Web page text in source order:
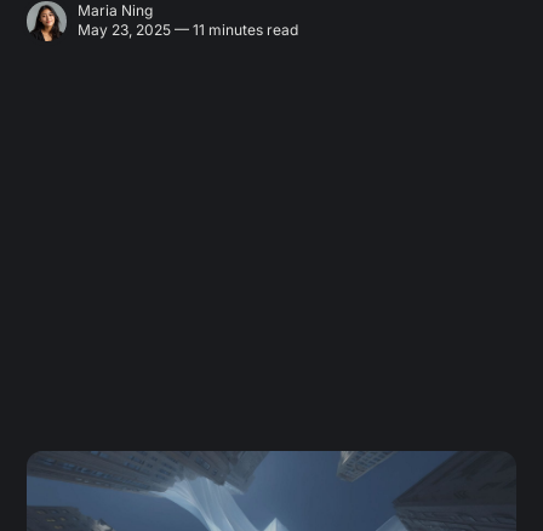
Maria Ning
May 23, 2025 — 11 minutes read